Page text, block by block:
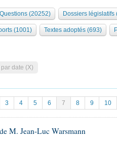
Présidents Bureau Collège des
l'Assemblée ... )
Bourbon
Questions (20252) Dossiers législatifs
(1001) Textes adoptés (693)
date (X)
3 4 5 6 7 8 9 10
M. Jean-Luc Warsmann